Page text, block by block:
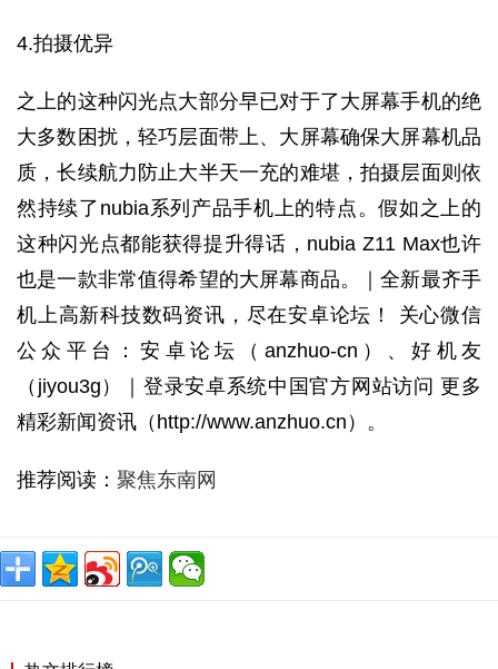
4.拍摄优异
之上的这种闪光点大部分早已对于了大屏幕手机的绝
大多数困扰，轻巧层面带上、大屏幕确保大屏幕机品
质，长续航力防止大半天一充的难堪，拍摄层面则依
然持续了nubia系列产品手机上的特点。假如之上的
这种闪光点都能获得提升得话，nubia Z11 Max也许
也是一款非常值得希望的大屏幕商品。｜全新最齐手
机上高新科技数码资讯，尽在安卓论坛！ 关心微信
公众平台：安卓论坛（anzhuo-cn）、好机友
（jiyou3g）｜登录安卓系统中国官方网站访问 更多
精彩新闻资讯（http://www.anzhuo.cn）。
推荐阅读： 聚焦东南网